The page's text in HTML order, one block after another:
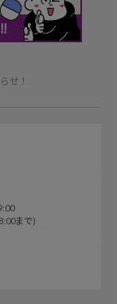
せ！
まで)